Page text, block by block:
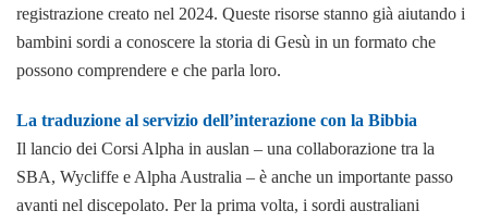
registrazione creato nel 2024. Queste risorse stanno già aiutando i
bambini sordi a conoscere la storia di Gesù in un formato che
possono comprendere e che parla loro.
La traduzione al servizio dell’interazione con la Bibbia
Il lancio dei Corsi Alpha in auslan – una collaborazione tra la
SBA, Wycliffe e Alpha Australia – è anche un importante passo
avanti nel discepolato. Per la prima volta, i sordi australiani